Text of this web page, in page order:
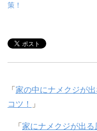
策！
「 家の中にナメクジが
コツ！
」
「 家にナメクジが出